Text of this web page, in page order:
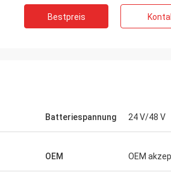
Emily White
einen geräuscharmen
haben, zu einem Bruchteil der
Hervorragend für spezielle
Bestpreis
Batteriespannung 24 V/48 V
OEM OEM